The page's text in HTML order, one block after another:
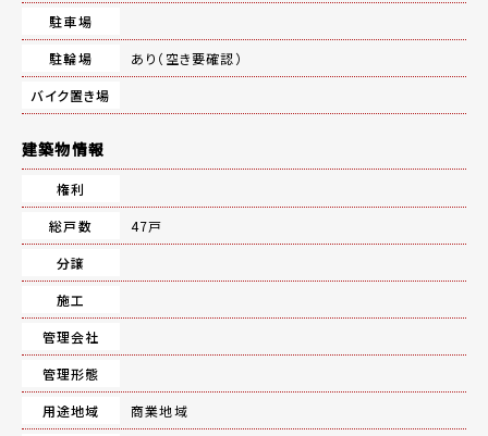
駐車場
駐輪場
あり（空き要確認）
バイク置き場
建築物情報
権利
総戸数
47戸
分譲
施工
管理会社
管理形態
用途地域
商業地域